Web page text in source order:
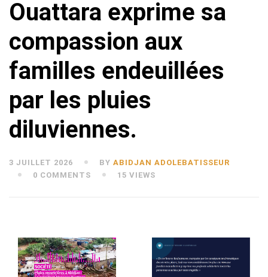
Ouattara exprime sa
compassion aux
familles endeuillées
par les pluies
diluviennes.
3 JUILLET 2026 BY ABIDJAN ADOLEBATISSEUR
0 COMMENTS
15 VIEWS